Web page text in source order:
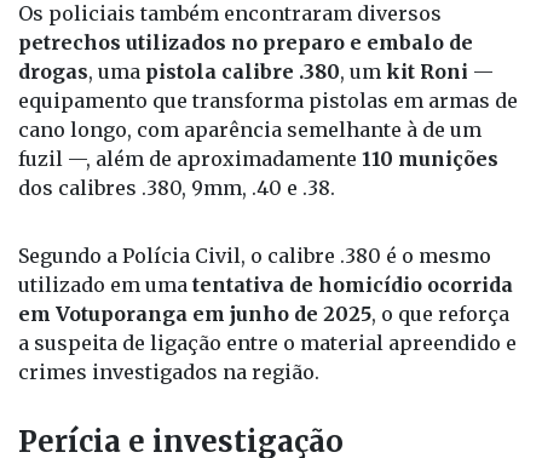
Os policiais também encontraram diversos
petrechos utilizados no preparo e embalo de
drogas, uma pistola calibre .380, um kit Roni —
equipamento que transforma pistolas em armas de
cano longo, com aparência semelhante à de um
fuzil —, além de aproximadamente 110 munições
dos calibres .380, 9mm, .40 e .38.
Segundo a Polícia Civil, o calibre .380 é o mesmo
utilizado em uma tentativa de homicídio ocorrida
em Votuporanga em junho de 2025, o que reforça
a suspeita de ligação entre o material apreendido e
crimes investigados na região.
Perícia e investigação